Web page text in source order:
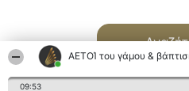
ΑΕΤΟΊ του γάμου &
09:53